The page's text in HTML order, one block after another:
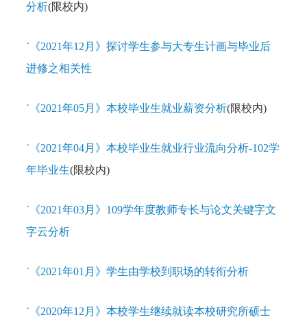
分析(限校内)
˙ 《2021年12月》探讨学生参与大专生计画与毕业后
进修之相关性
˙ 《2021年05月》本校毕业生就业薪资分析(限校内)
˙ 《2021年04月》本校毕业生就业行业流向分析-102学
年毕业生(限校内)
˙ 《2021年03月》109学年度教师专长与论文关键字文
字云分析
˙ 《2021年01月》学生由学校到职场的转衔分析
˙ 《2020年12月》本校学生继续就读本校研究所硕士